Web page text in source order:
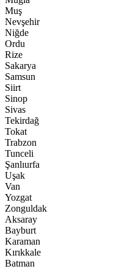
Muş
Nevşehir
Niğde
Ordu
Rize
Sakarya
Samsun
Siirt
Sinop
Sivas
Tekirdağ
Tokat
Trabzon
Tunceli
Şanlıurfa
Uşak
Van
Yozgat
Zonguldak
Aksaray
Bayburt
Karaman
Kırıkkale
Batman